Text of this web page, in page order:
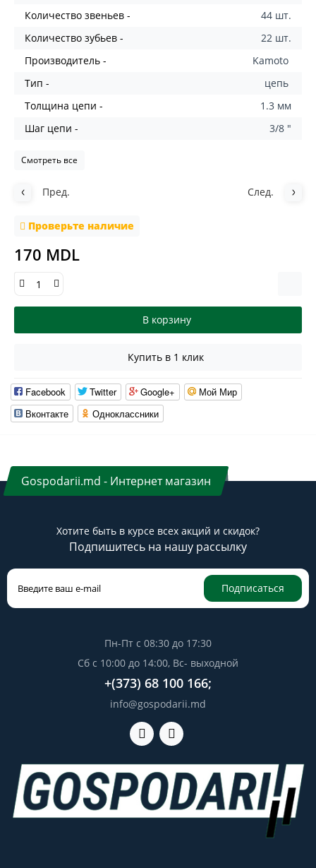
Количество звеньев -
44 шт.
Количество зубьев -
22 шт.
Производитель -
Kamoto
Тип -
цепь
Толщина цепи -
1.3 мм
Шаг цепи -
3/8 "
Смотреть все
Пред. След.
Проверьте наличие
170 MDL
В корзину
Купить в 1 клик
Facebook Twitter Google+
Мой Мир
Вконтакте
Одноклассники
Gospodarii.md - Интернет магазин
Хотите быть в курсе всех акций и скидок?
Подпишитесь на нашу рассылку
Подписаться
Пн-Пт с 08:30 до 17:30
Сб с 10:00 до 14:00, Вс- выходной
+(373) 68 100 166;
info@gospodarii.md